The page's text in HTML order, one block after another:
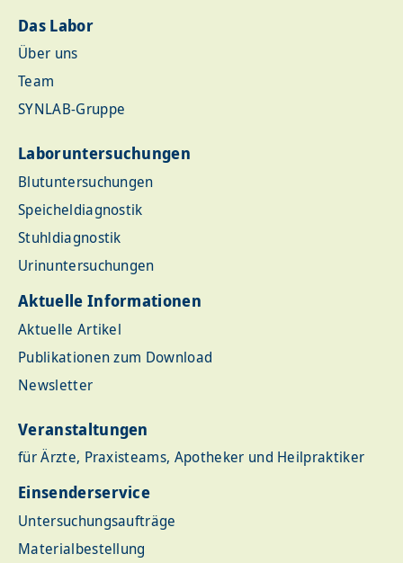
Das Labor
Über uns
Team
SYNLAB-Gruppe
Laboruntersuchungen
Blutuntersuchungen
Speicheldiagnostik
Stuhldiagnostik
Urinuntersuchungen
Aktuelle Informationen
Aktuelle Artikel
Publikationen zum Download
Newsletter
Veranstaltungen
für Ärzte, Praxisteams, Apotheker und Heilpraktiker
Einsenderservice
Untersuchungsaufträge
Materialbestellung